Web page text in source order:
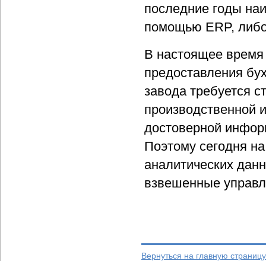
последние годы
помощью ERP,
В настоящее время
предоставления
завода требуется
производственной
достоверной
Поэтому сегодня
аналитических
взвешенные
Вернуться на главную